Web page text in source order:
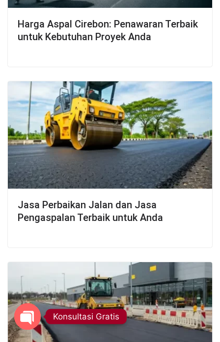
Harga Aspal Cirebon: Penawaran Terbaik
untuk Kebutuhan Proyek Anda
Jasa Perbaikan Jalan dan Jasa
Pengaspalan Terbaik untuk Anda
Konsultasi Gratis
Open chaty